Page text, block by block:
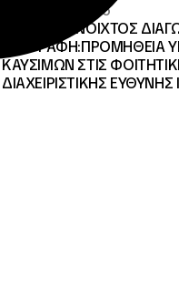
29 · 07 · 2026
ΔΙΕΘΝΗΣ ΑΝΟΙΧΤΟΣ
ΠΕΡΙΓΡΑΦΗ:ΠΡΟΜΗΘΕΙΑ
ΚΑΥΣΙΜΩΝ ΣΤΙΣ
ΔΙΑΧΕΙΡΙΣΤΙΚΗΣ ΕΥΘΥΝΗΣ